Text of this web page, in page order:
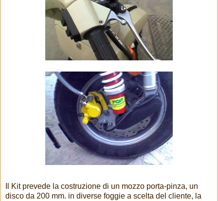
Il Kit prevede la costruzione di un mozzo porta-pinza, un
disco da 200 mm. in diverse foggie a scelta del cliente, la